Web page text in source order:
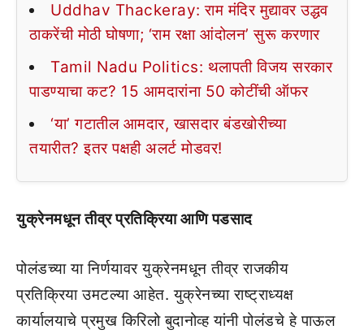
Uddhav Thackeray: राम मंदिर मुद्यावर उद्धव
ठाकरेंची मोठी घोषणा; ‘राम रक्षा आंदोलन’ सुरू करणार
Tamil Nadu Politics: थलापती विजय सरकार
पाडण्याचा कट? 15 आमदारांना 50 कोटींची ऑफर
‘या’ गटातील आमदार, खासदार बंडखोरीच्या
तयारीत? इतर पक्षही अलर्ट मोडवर!
युक्रेनमधून तीव्र प्रतिक्रिया आणि पडसाद
पोलंडच्या या निर्णयावर युक्रेनमधून तीव्र राजकीय
प्रतिक्रिया उमटल्या आहेत. युक्रेनच्या राष्ट्राध्यक्ष
कार्यालयाचे प्रमुख किरिलो बुदानोव्ह यांनी पोलंडचे हे पाऊल